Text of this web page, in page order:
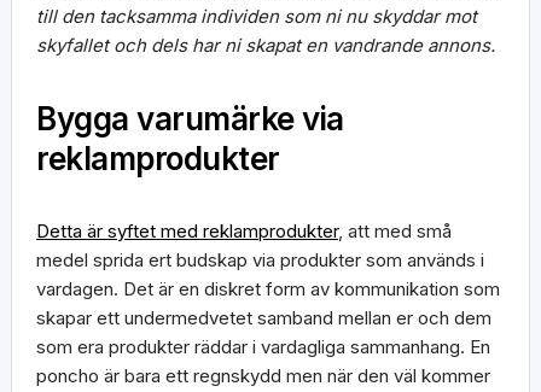
till den tacksamma individen som ni nu skyddar mot
skyfallet och dels har ni skapat en vandrande annons.
Bygga varumärke via
reklamprodukter
Detta är syftet med reklamprodukter, att med små
medel sprida ert budskap via produkter som används i
vardagen. Det är en diskret form av kommunikation som
skapar ett undermedvetet samband mellan er och dem
som era produkter räddar i vardagliga sammanhang. En
poncho är bara ett regnskydd men när den väl kommer